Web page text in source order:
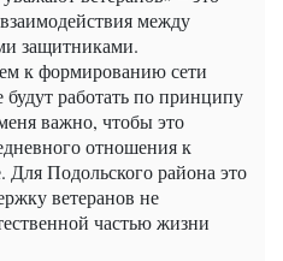
между
защитниками.
к формированию сети
работать по принципу
важно, чтобы это
отношения к
Подольского района это
ветеранов не
частью жизни